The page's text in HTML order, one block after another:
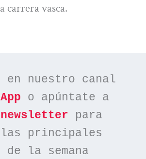
carrera vasca.
en nuestro canal
o apúntate a
newsletter para
principales
la semana